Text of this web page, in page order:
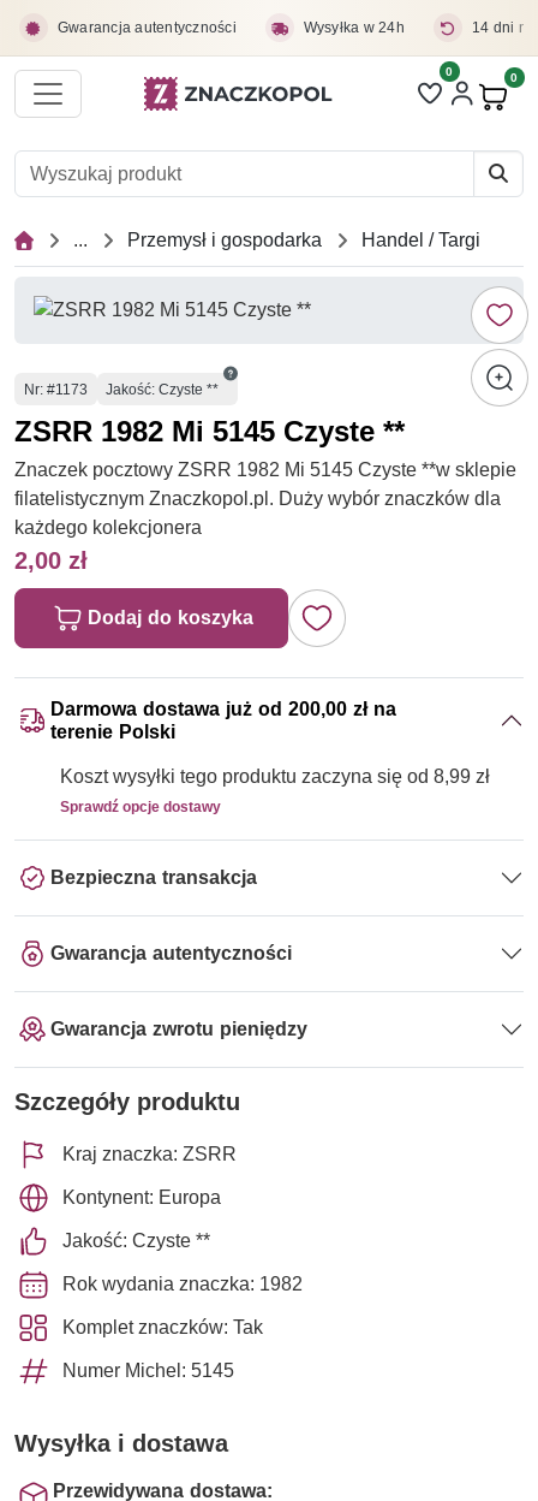
Gwarancja autentyczności Wysyłka w 24h 14 dni
Liczba pozycji
0 0
... Przemysł i gospodarka Handel / Targi
Numer
Nr: #1173 Jakość: Czyste **
ZSRR 1982 Mi 5145 Czyste **
Znaczek pocztowy ZSRR 1982 Mi 5145 Czyste **w sklepie
filatelistycznym Znaczkopol.pl. Duży wybór znaczków dla
każdego kolekcjonera
2,00 zł
Dodaj do koszyka
Darmowa dostawa już od 200,00 zł na
terenie Polski
Koszt wysyłki tego produktu zaczyna się od 8,99 zł
Sprawdź opcje dostawy
Bezpieczna transakcja
Gwarancja autentyczności
Gwarancja zwrotu pieniędzy
Szczegóły produktu
Kraj znaczka: ZSRR
Kontynent: Europa
Jakość: Czyste **
Rok wydania znaczka: 1982
Komplet znaczków: Tak
Numer Michel: 5145
Wysyłka i dostawa
Przewidywana dostawa: